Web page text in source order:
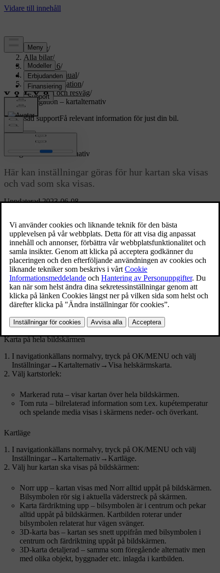
Support/
Alla bilar/
XC70 2016/
Användarmanual/
Sensus Navigation/
Resplan och resväg/
Navigation – kartalternativ
Anpassad supportFå relevant information för just din bil.
Uppdaterad 2023-06-08
Navigation *– kartalternativ
Här kan inställningar göras för hur kartan ska visas
och vad som ska visas.
Karta på hela bildskärmen
I navigationkällans normalvy, tryck på OK/MENU och välj
Inställningar→ Kartalternativ→Visa helskärmskarta.
Välj kartstorlek:
Markerad ruta – visar kartan över hela bildskärmen.
Tom ruta – bilrelaterad information som t.ex. kupétemperatur
och spelande media visas i skärmens neder- och överkant.
Kartläge
I navigationkällans normalvy, tryck på OK/MENU och välj
Inställningar→ Kartalternativ→ Kartläge.
Välj hur kartan ska visas på bildskärmen:
Norr upp – kartan visas med Norr alltid uppåt på bildskärmen.
Bilsymbolen rör sig i aktuella väderstreck på skärmen.
Karta färdriktning upp – bilsymbolen är i centrum och pekar
alltid uppåt på bildskärmen. Kartbilden roterar under
bilsymbolen relaterat hur vägen svänger.
3D-karta bas – kartan ses snett uppifrån med bilsymbolen i
centrum och färdriktning uppåt på bildskärmen.
3D-karta detaljerad – samma som föregående alternativ men
med olika objekt, byggnader etc. inlagda i kartbilden.